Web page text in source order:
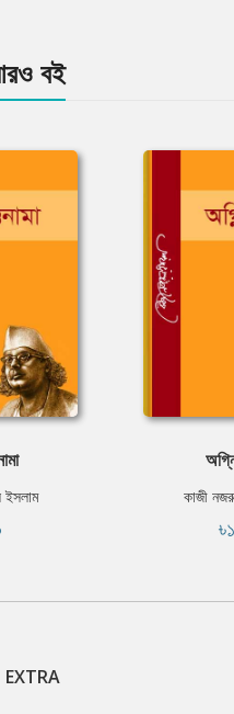
বই
কাজী
EXTRA